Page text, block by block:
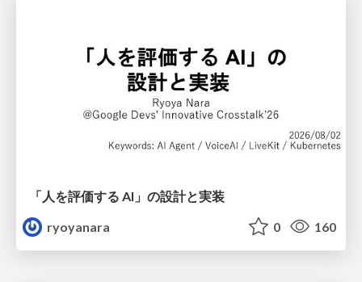
「人を評価する AI」の 設計と実装
ryoyanara
0 160